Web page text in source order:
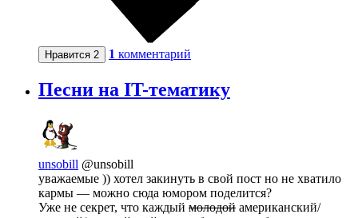
Нравится 2 1 комментарий
Песни на IT-тематику
unsobill @unsobill
уважаемые )) хотел закинуть в свой пост но не хватило
кармы — можно сюда юмором поделится?
Уже не секрет, что каждый молодой американский/